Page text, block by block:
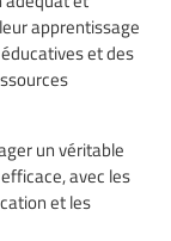
apprentissage
et des
un véritable
avec les
et les